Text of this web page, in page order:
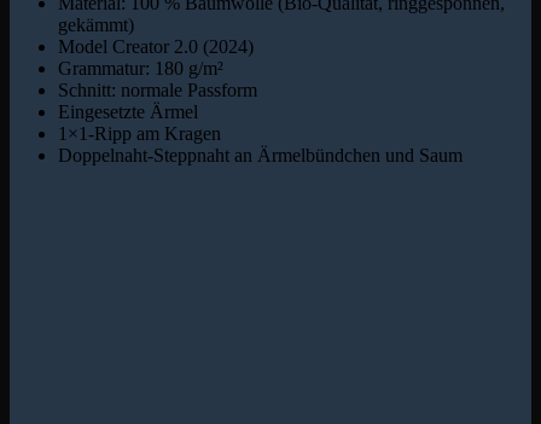
gekämmt)
Model Creator 2.0 (2024)
Grammatur: 180 g/m²
Schnitt: normale Passform
Eingesetzte Ärmel
1×1-Ripp am Kragen
Doppelnaht-Steppnaht an Ärmelbündchen und Saum